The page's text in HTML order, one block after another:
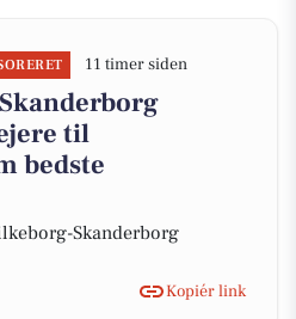
11 timer siden
til
bedste
Skanderborg
Kopiér link